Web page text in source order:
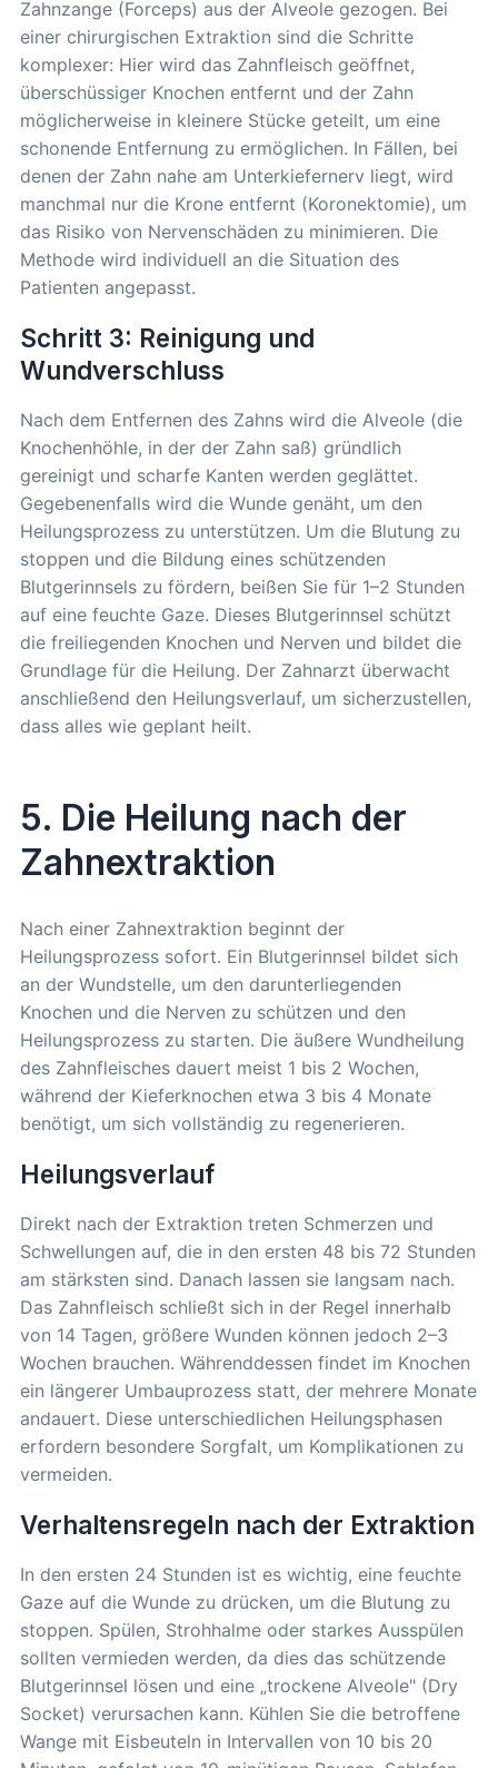
Zahnzange (Forceps) aus der Alveole gezogen. Bei
einer chirurgischen Extraktion sind die Schritte
komplexer: Hier wird das Zahnfleisch geöffnet,
überschüssiger Knochen entfernt und der Zahn
möglicherweise in kleinere Stücke geteilt, um eine
schonende Entfernung zu ermöglichen. In Fällen, bei
denen der Zahn nahe am Unterkiefernerv liegt, wird
manchmal nur die Krone entfernt (Koronektomie), um
das Risiko von Nervenschäden zu minimieren. Die
Methode wird individuell an die Situation des
Patienten angepasst.
Schritt 3: Reinigung und
Wundverschluss
Nach dem Entfernen des Zahns wird die Alveole (die
Knochenhöhle, in der der Zahn saß) gründlich
gereinigt und scharfe Kanten werden geglättet.
Gegebenenfalls wird die Wunde genäht, um den
Heilungsprozess zu unterstützen. Um die Blutung zu
stoppen und die Bildung eines schützenden
Blutgerinnsels zu fördern, beißen Sie für 1–2 Stunden
auf eine feuchte Gaze. Dieses Blutgerinnsel schützt
die freiliegenden Knochen und Nerven und bildet die
Grundlage für die Heilung. Der Zahnarzt überwacht
anschließend den Heilungsverlauf, um sicherzustellen,
dass alles wie geplant heilt.
5. Die Heilung nach der
Zahnextraktion
Nach einer Zahnextraktion beginnt der
Heilungsprozess sofort. Ein Blutgerinnsel bildet sich
an der Wundstelle, um den darunterliegenden
Knochen und die Nerven zu schützen und den
Heilungsprozess zu starten. Die äußere Wundheilung
des Zahnfleisches dauert meist 1 bis 2 Wochen,
während der Kieferknochen etwa 3 bis 4 Monate
benötigt, um sich vollständig zu regenerieren.
Heilungsverlauf
Direkt nach der Extraktion treten Schmerzen und
Schwellungen auf, die in den ersten 48 bis 72 Stunden
am stärksten sind. Danach lassen sie langsam nach.
Das Zahnfleisch schließt sich in der Regel innerhalb
von 14 Tagen, größere Wunden können jedoch 2–3
Wochen brauchen. Währenddessen findet im Knochen
ein längerer Umbauprozess statt, der mehrere Monate
andauert. Diese unterschiedlichen Heilungsphasen
erfordern besondere Sorgfalt, um Komplikationen zu
vermeiden.
Verhaltensregeln nach der Extraktion
In den ersten 24 Stunden ist es wichtig, eine feuchte
Gaze auf die Wunde zu drücken, um die Blutung zu
stoppen. Spülen, Strohhalme oder starkes Ausspülen
sollten vermieden werden, da dies das schützende
Blutgerinnsel lösen und eine „trockene Alveole" (Dry
Socket) verursachen kann. Kühlen Sie die betroffene
Wange mit Eisbeuteln in Intervallen von 10 bis 20